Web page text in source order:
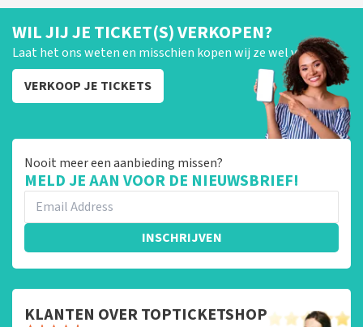
WIL JIJ JE TICKET(S) VERKOPEN?
Laat het ons weten en misschien kopen wij ze wel van je!
VERKOOP JE TICKETS
Nooit meer een aanbieding missen?
MELD JE AAN VOOR DE NIEUWSBRIEF!
INSCHRIJVEN
KLANTEN OVER TOPTICKETSHOP